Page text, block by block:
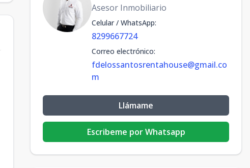
Asesor Inmobiliario
Celular / WhatsApp:
8299667724
Correo electrónico:
fdelossantosrentahouse@gmail.co
m
Llámame
Escribeme por Whatsapp